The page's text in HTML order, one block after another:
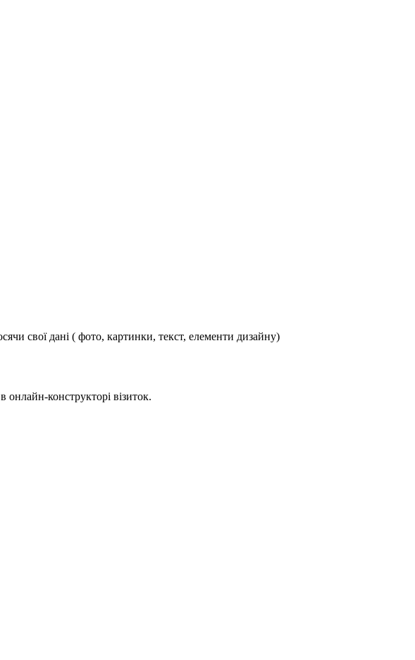
свої дані ( фото, картинки, текст, елементи дизайну)
онлайн-конструкторі візиток.